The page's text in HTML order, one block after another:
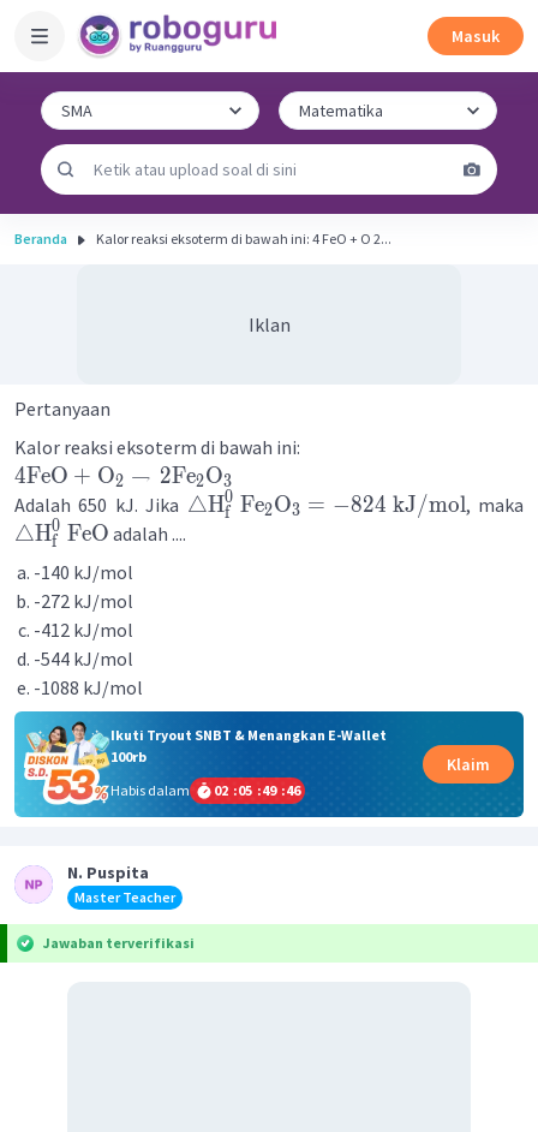
Masuk
Beranda Kalor reaksi eksoterm di bawah ini: 4 FeO + O 2...
Iklan
Pertanyaan
Kalor reaksi eksoterm di bawah ini:
4FeO + O2 → 2Fe2O3
Adalah 650 kJ. Jika △Hf
0 Fe2O3 = −824 kJ/mol, maka
△Hf
0 FeO adalah ....
-140 kJ/mol
-272 kJ/mol
-412 kJ/mol
-544 kJ/mol
-1088 kJ/mol
Ikuti Tryout SNBT & Menangkan E-Wallet
100rb
Habis dalam
02 :05 :49 :46
Klaim
N. Puspita
Master Teacher
Jawaban terverifikasi